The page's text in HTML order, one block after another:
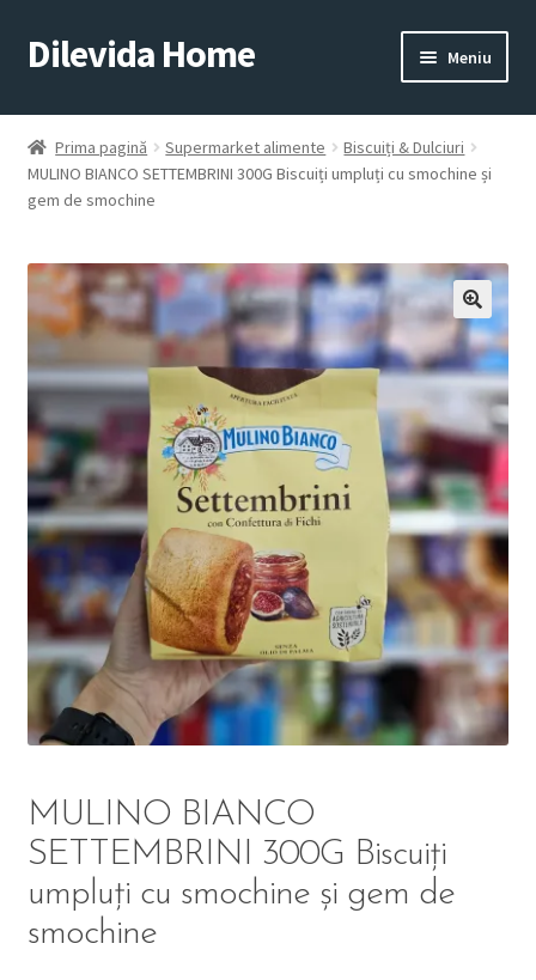
Sari
la
Sari
la
Dilevida Home Meniu
COPII
JUCARII
ROYALTY
LINE
DETERGENT
SOLUȚII CURĂȚENIE
ÎNGRIJIRE
PERSONALĂ
TROLERE
ARTICOLE VOIAJ
Prima pagină Supermarket alimente
Biscuiți & Dulciuri
MULINO BIANCO SETTEMBRINI 300G Biscuiți umpluți cu smochine și
gem de smochine
MULINO BIANCO
SETTEMBRINI 300G Biscuiți
umpluți cu smochine și gem de
smochine